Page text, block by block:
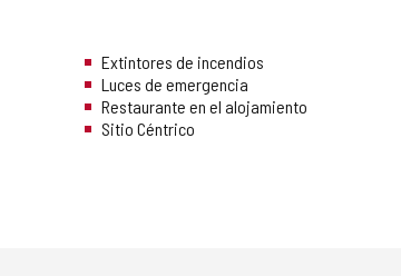
Extintores de incendios
Luces de emergencia
Restaurante en el alojamiento
Sitio Céntrico